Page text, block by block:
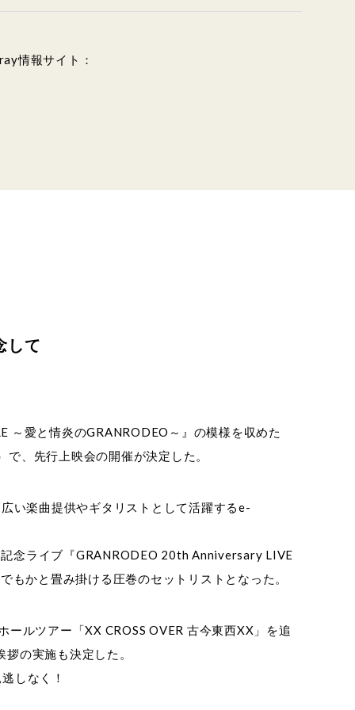
情報サイト：
して
愛と情炎のGRANRODEO～』の模様を収めた
、先行上映会の開催が決定した。
い楽曲提供やギタリストとして活躍するe-
念ライブ『GRANRODEO 20th Anniversary LIVE
かと畳み掛ける圧巻のセットリストとなった。
ルツアー「XX CROSS OVER 古今東西XX」を追
の実施も決定した。
しなく！